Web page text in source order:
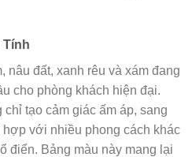
Tính
nâu đất, xanh rêu và xám đang
cho phòng khách hiện đại.
tạo cảm giác ấm áp, sang
với nhiều phong cách khác
điển. Bảng màu này mang lại